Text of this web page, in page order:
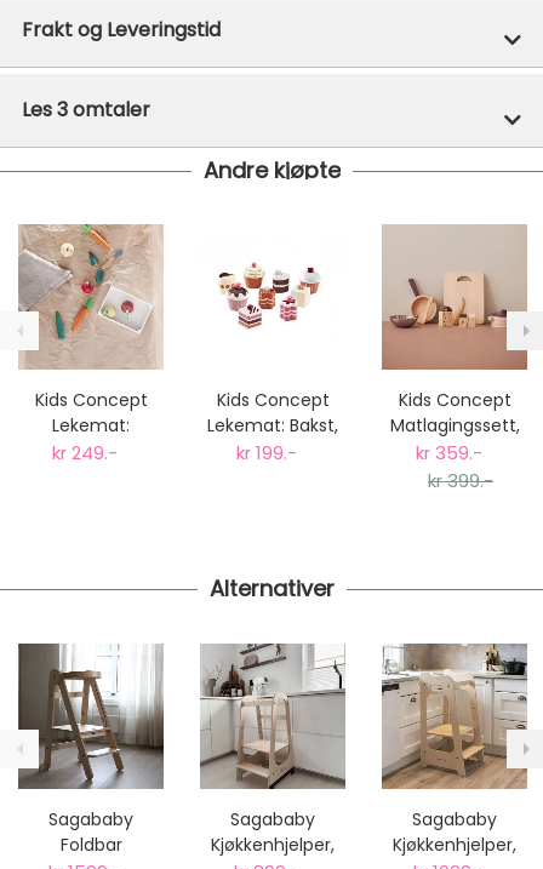
Frakt og Leveringstid
På lager hos oss - klar for utsendelse innen 24 timer
Vi har fri frakt på ordre over 1499.- På ordre under er
fraktprisen fra kr 79.-
fra kr 129 - og dersom dette er tilgjengelig på ditt
postnummer vil du få det som et alternativ i kassen.
Gjennomsnittlig leveringstid hos Mimmis er en til tre
dager fra bestilling til levering.
Vi har fri retur ved bytte.
Les 3 omtaler
Andre kjøpte
Kids Concept
Lekemat:
Blandede
kr 249.-
Kids Concept
Lekemat: Bakst,
9stk småkaker
kr 199.-
Kids Concept
Matlagingssett,
Bistro Treleke
kr 359.-
kr 399.-
Alternativer
Sagababy
Foldbar
Sagababy
Kjøkkenhjelper,
Sagababy
Kjøkkenhjelper,